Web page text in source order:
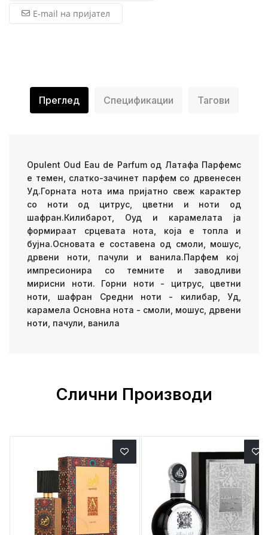
E-mail на пријател
Преглед Спецификации Тагови
Opulent Oud Eau de Parfum од Латафа Парфемс
е темен, слатко-зачинет парфем со дрвенесен
Уд.Горната нота има пријатно свеж карактер
со ноти од цитрус, цветни и ноти од
шафран.Килибарот, Оуд и карамелата ја
формираат срцевата нота, која е топла и
бујна.Основата е составена од смоли, мошус,
дрвени ноти, пачули и ванила.Парфем кој
импресионира со темните и заводливи
мирисни ноти. Горни ноти - цитрус, цветни
ноти, шафран Средни ноти - килибар, Уд,
карамела Основна нота - смоли, мошус, дрвени
ноти, пачули, ванила
Слични Производи